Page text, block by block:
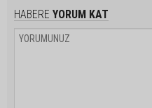
HABERE YORUM KAT